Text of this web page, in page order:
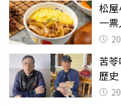
松
一
苦
歷